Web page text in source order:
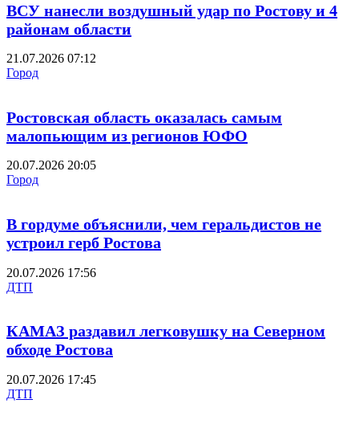
ВСУ нанесли воздушный удар по Ростову и 4
районам области
21.07.2026 07:12
Город
Ростовская область оказалась самым
малопьющим из регионов ЮФО
20.07.2026 20:05
Город
В гордуме объяснили, чем геральдистов не
устроил герб Ростова
20.07.2026 17:56
ДТП
КАМАЗ раздавил легковушку на Северном
обходе Ростова
20.07.2026 17:45
ДТП